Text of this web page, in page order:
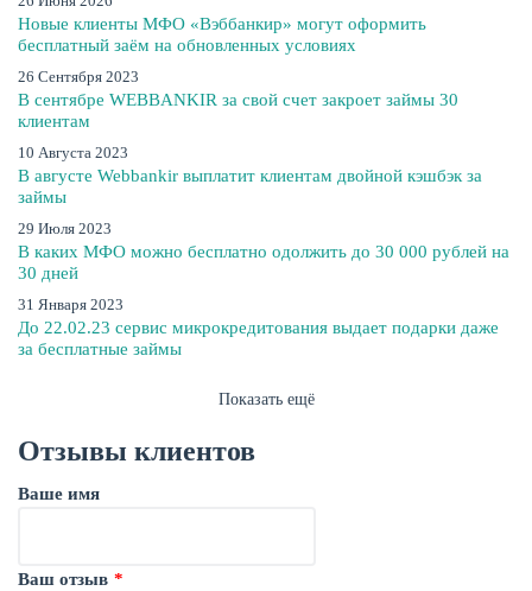
Новые клиенты МФО «Вэббанкир» могут оформить
бесплатный заём на обновленных условиях
26 Сентября 2023
В сентябре WEBBANKIR за свой счет закроет займы 30
клиентам
10 Августа 2023
В августе Webbankir выплатит клиентам двойной кэшбэк за
займы
29 Июля 2023
В каких МФО можно бесплатно одолжить до 30 000 рублей на
30 дней
31 Января 2023
До 22.02.23 сервис микрокредитования выдает подарки даже
за бесплатные займы
Показать ещё
Отзывы клиентов
Ваше имя
Ваш отзыв